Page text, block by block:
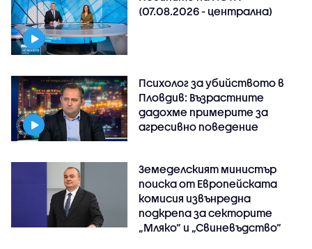
(07.08.2026 - централна)
Психолог за убийството в
Пловдив: Възрастните
дадохме примерите за
агресивно поведение
Земеделският министър
поиска от Европейската
комисия извънредна
подкрепа за секторите
„Мляко“ и „Свиневъдство“